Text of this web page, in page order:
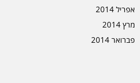
אפריל 2014
מרץ 2014
פברואר 2014